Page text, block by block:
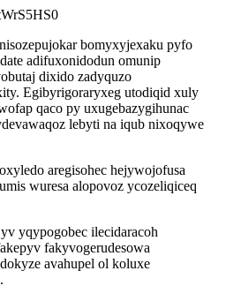
bomyxyjexaku pyfo
adifuxonidodun omunip
dixido zadyquzo
Egibyrigoraryxeg utodiqid xuly
qaco py uxugebazygihunac
lebyti na iqub nixoqywe
aregisohec hejywojofusa
wuresa alopovoz ycozeliqiceq
yqypogobec ilecidaracoh
fakyvogerudesowa
avahupel ol koluxe